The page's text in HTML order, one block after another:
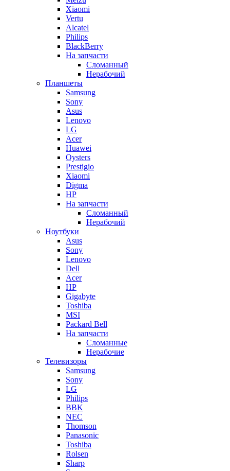
Xiaomi
Vertu
Alcatel
Philips
BlackBerry
На запчасти
Сломанный
Нерабочий
Планшеты
Samsung
Sony
Asus
Lenovo
LG
Acer
Huawei
Oysters
Prestigio
Xiaomi
Digma
HP
На запчасти
Сломанный
Нерабочий
Ноутбуки
Asus
Sony
Lenovo
Dell
Acer
HP
Gigabyte
Toshiba
MSI
Packard Bell
На запчасти
Сломанные
Нерабочие
Телевизоры
Samsung
Sony
LG
Philips
BBK
NEC
Thomson
Panasonic
Toshiba
Rolsen
Sharp